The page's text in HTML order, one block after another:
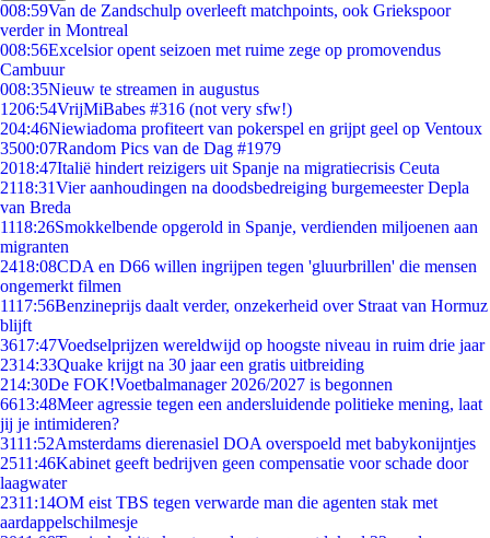
008:59Van de Zandschulp overleeft matchpoints, ook Griekspoor
verder in Montreal
008:56Excelsior opent seizoen met ruime zege op promovendus
Cambuur
008:35Nieuw te streamen in augustus
1206:54VrijMiBabes #316 (not very sfw!)
204:46Niewiadoma profiteert van pokerspel en grijpt geel op Ventoux
3500:07Random Pics van de Dag #1979
2018:47Italië hindert reizigers uit Spanje na migratiecrisis Ceuta
2118:31Vier aanhoudingen na doodsbedreiging burgemeester Depla
van Breda
1118:26Smokkelbende opgerold in Spanje, verdienden miljoenen aan
migranten
2418:08CDA en D66 willen ingrijpen tegen 'gluurbrillen' die mensen
ongemerkt filmen
1117:56Benzineprijs daalt verder, onzekerheid over Straat van Hormuz
blijft
3617:47Voedselprijzen wereldwijd op hoogste niveau in ruim drie jaar
2314:33Quake krijgt na 30 jaar een gratis uitbreiding
214:30De FOK!Voetbalmanager 2026/2027 is begonnen
6613:48Meer agressie tegen een andersluidende politieke mening, laat
jij je intimideren?
3111:52Amsterdams dierenasiel DOA overspoeld met babykonijntjes
2511:46Kabinet geeft bedrijven geen compensatie voor schade door
laagwater
2311:14OM eist TBS tegen verwarde man die agenten stak met
aardappelschilmesje